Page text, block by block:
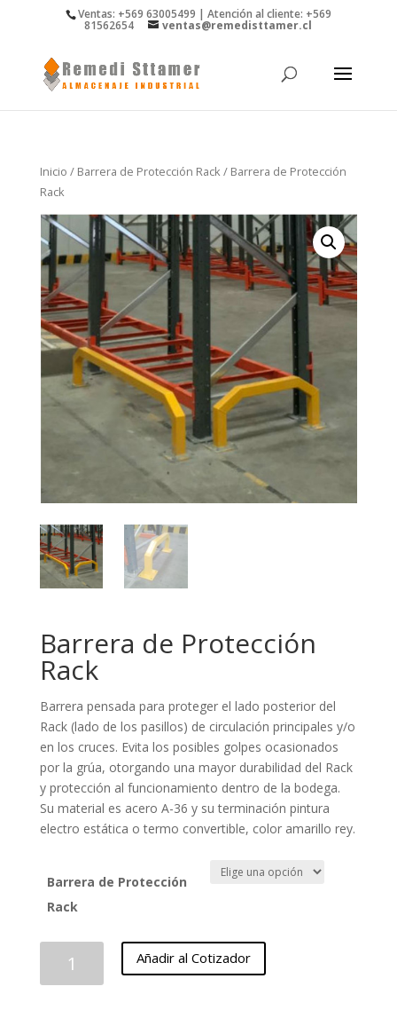
Ventas: +569 63005499 | Atención al cliente: +569
81562654 ventas@remedisttamer.cl
Inicio / Barrera de Protección Rack / Barrera de Protección
Rack
Barrera de Protección
Rack
Barrera pensada para proteger el lado posterior del
Rack (lado de los pasillos) de circulación principales y/o
en los cruces. Evita los posibles golpes ocasionados
por la grúa, otorgando una mayor durabilidad del Rack
y protección al funcionamiento dentro de la bodega.
Su material es acero A-36 y su terminación pintura
electro estática o termo convertible, color amarillo rey.
Barrera de Protección
Rack
Añadir al Cotizador